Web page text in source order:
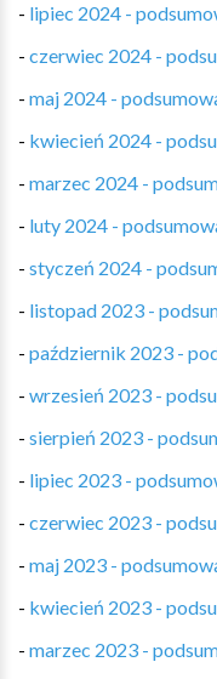
- lipiec 2024 -
- czerwiec 2024 -
- maj 2024 -
- kwiecień 2024 -
- marzec 2024 -
- luty 2024 -
- styczeń 2024 -
- listopad 2023 -
- październik 2023 -
- wrzesień 2023 -
- sierpień 2023 -
- lipiec 2023 -
- czerwiec 2023 -
- maj 2023 -
- kwiecień 2023 -
- marzec 2023 -